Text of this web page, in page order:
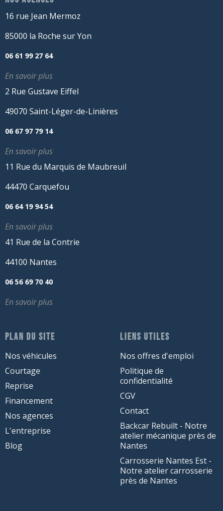
16 rue Jean Mermoz
85000 la Roche sur Yon
06 61 99 27 64
En savoir plus
2 Rue Gustave Eiffel
49070 Saint-Léger-de-Linières
06 67 97 79 14
En savoir plus
11 Rue du Marquis de Maubreuil
44470 Carquefou
06 64 19 94 54
En savoir plus
41 Rue de la Contrie
44100 Nantes
06 56 69 70 40
En savoir plus
PLAN DU SITE
Nos véhicules
Courtage
Reprise
Financement
Nos agences
L'entreprise
Blog
LIENS UTILES
Nos offres d'emploi
Politique de
confidentialité
CGV
Contact
Backcar Rebuilt - Notre
atelier mécanique près de
Nantes
Carrosserie Nantes Est -
Notre atelier carrosserie
près de Nantes